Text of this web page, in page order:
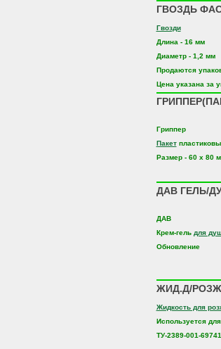
ГВОЗДЬ
Гвозди
Длина - 16 мм
Диаметр - 1,2 мм
Продаются
Цена указана за
Гриппер
Пакет
Размер - 60 х 80
ДАВ ГЕЛЬ/
ДАВ
Крем-гель для
Обновление
ЖИД.Д/
Жидкость для
Используется
ТУ-2389-001-